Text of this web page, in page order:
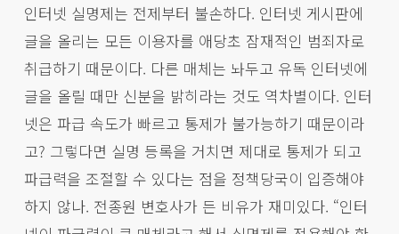
인터넷 실명제는 전제부터 불손하다. 인터넷 게시판에
글을 올리는 모든 이용자를 애당초 잠재적인 범죄자로
취급하기 때문이다. 다른 매체는 놔두고 유독 인터넷에
글을 올릴 때만 신분을 밝히라는 것도 역차별이다. 인터
넷은 파급 속도가 빠르고 통제가 불가능하기 때문이라
고? 그렇다면 실명 등록을 거치면 제대로 통제가 되고
파급력을 조절할 수 있다는 점을 정책당국이 입증해야
하지 않나. 전종원 변호사가 든 비유가 재미있다. “인터